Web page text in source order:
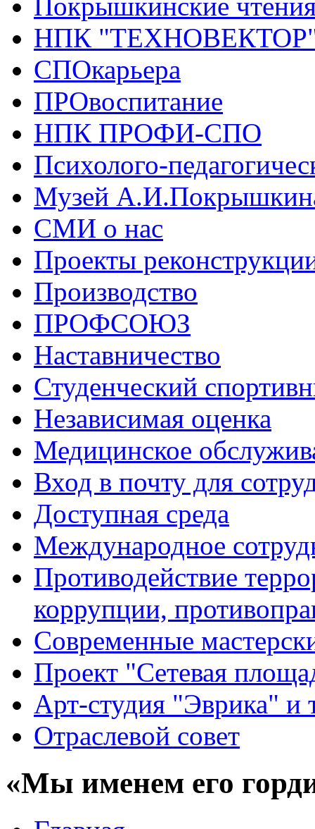
Покрышкинские
НПК
СПОкарьера
ПРОвоспитание
НПК ПРОФИ-СПО
Психолого-
Музей
СМИ о нас
Проекты
Производство
ПРОФСОЮЗ
Наставничество
Студенческий
Независимая оценка
Медицинское
Вход в почту для
Доступная среда
Международное
Противодействие
коррупции,
Современные
Проект "Сетевая
Арт-студия "Эврика" и
Отраслевой совет
«Мы именем его